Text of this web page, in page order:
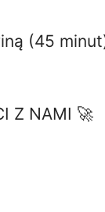
(45
Z NAMI 🚀